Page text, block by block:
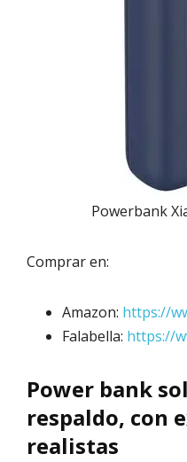
Powerbank
Comprar en:
Amazon: https://
Falabella: https://
Power bank
respaldo, con
realistas